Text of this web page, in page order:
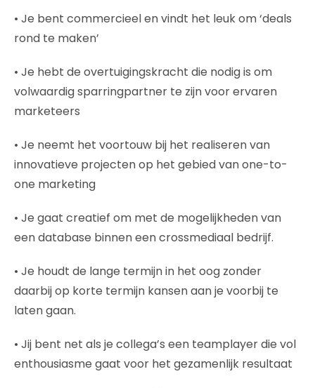
• Je bent commercieel en vindt het leuk om ‘deals
rond te maken’
• Je hebt de overtuigingskracht die nodig is om
volwaardig sparringpartner te zijn voor ervaren
marketeers
• Je neemt het voortouw bij het realiseren van
innovatieve projecten op het gebied van one-to-
one marketing
• Je gaat creatief om met de mogelijkheden van
een database binnen een crossmediaal bedrijf.
• Je houdt de lange termijn in het oog zonder
daarbij op korte termijn kansen aan je voorbij te
laten gaan.
• Jij bent net als je collega’s een teamplayer die vol
enthousiasme gaat voor het gezamenlijk resultaat